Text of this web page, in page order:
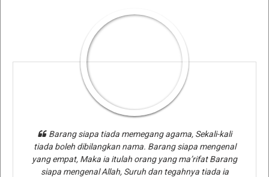
Barang siapa tiada memegang agama, Sekali-kali
tiada boleh dibilangkan nama. Barang siapa mengenal
yang empat, Maka ia itulah orang yang ma’rifat Barang
siapa mengenal Allah, Suruh dan tegahnya tiada ia